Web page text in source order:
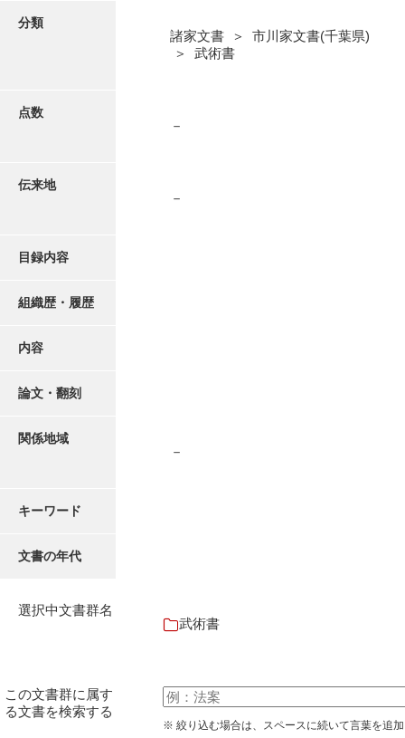
阿武家文書(美祢市２)
池田邦夫所蔵文書
石川家文書
石川卓美文庫
分類
諸家文書 ＞ 市川家文書(千葉県)
＞ 武術書
点数
－
伝来地
－
目録内容
組織歴・履歴
内容
論文・翻刻
関係地域
－
キーワード
文書の年代
選択中文書群名
武術書
この文書群に属す
る文書を検索する
※ 絞り込む場合は、スペースに続いて言葉を追